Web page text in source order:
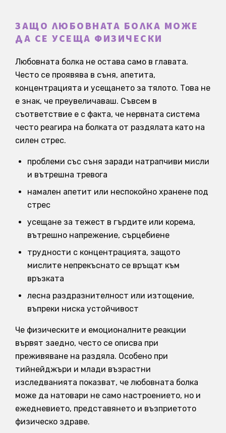
ЗАЩО ЛЮБОВНАТА БОЛКА МОЖЕ
ДА СЕ УСЕЩА ФИЗИЧЕСКИ
Любовната болка не остава само в главата.
Често се проявява в съня, апетита,
концентрацията и усещането за тялото. Това не
е знак, че преувеличаваш. Съвсем в
съответствие е с факта, че нервната система
често реагира на болката от раздялата като на
силен стрес.
проблеми със съня заради натрапчиви мисли
и вътрешна тревога
намален апетит или неспокойно хранене под
стрес
усещане за тежест в гърдите или корема,
вътрешно напрежение, сърцебиене
трудности с концентрацията, защото
мислите непрекъснато се връщат към
връзката
лесна раздразнителност или изтощение,
въпреки ниска устойчивост
Че физическите и емоционалните реакции
вървят заедно, често се описва при
преживяване на раздяла. Особено при
тийнейджъри и млади възрастни
изследванията показват, че любовната болка
може да натовари не само настроението, но и
ежедневието, представянето и възприетото
физическо здраве.